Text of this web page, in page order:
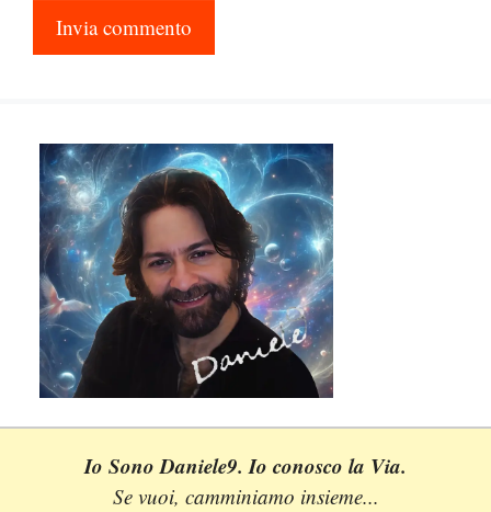
Io Sono Daniele9. Io conosco la Via.
Se vuoi, camminiamo insieme...